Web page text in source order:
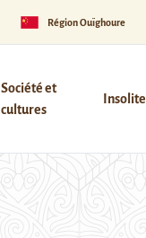
Région Ouïghoure
Société et
cultures
Insolite